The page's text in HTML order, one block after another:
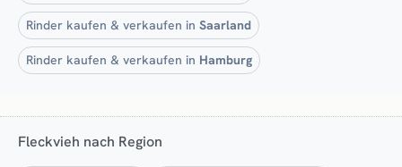
Rinder kaufen & verkaufen in Saarland
Rinder kaufen & verkaufen in Hamburg
Fleckvieh nach Region